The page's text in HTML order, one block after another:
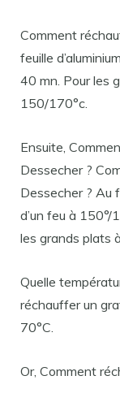
Comment
feuille
40 mn. Pour les
150/170°c.
Ensuite,
Dessecher ?
Dessecher ? Au
d’un feu à
les grands plats
Quelle
réchauffer un
70°C.
Or, Comment